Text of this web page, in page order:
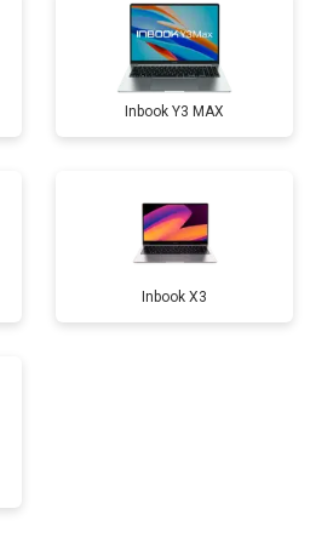
от 3500 ₽ Заказать
от 3990 ₽ Заказать
Inbook Y3 MAX
Inbook X3